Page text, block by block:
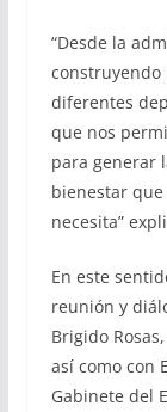
“Desde la
construyendo
diferentes
que nos
para generar
bienestar
necesita”
En este
reunión y
Brigido
así como con
Gabinete del